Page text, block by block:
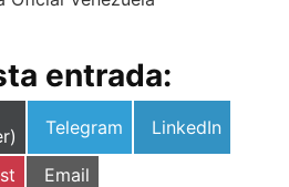
entrada:
Compartir
Telegram
Compartir
LinkedIn
Compartir
Email